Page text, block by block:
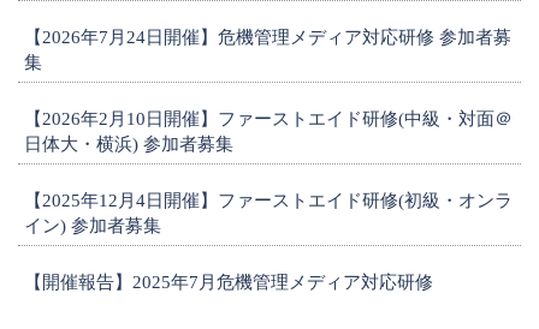
【2026年7月24日開催】危機管理メディア対応研修 参加者募
集
【2026年2月10日開催】ファーストエイド研修(中級・対面＠
日体大・横浜) 参加者募集
【2025年12月4日開催】ファーストエイド研修(初級・オンラ
イン) 参加者募集
【開催報告】2025年7月危機管理メディア対応研修